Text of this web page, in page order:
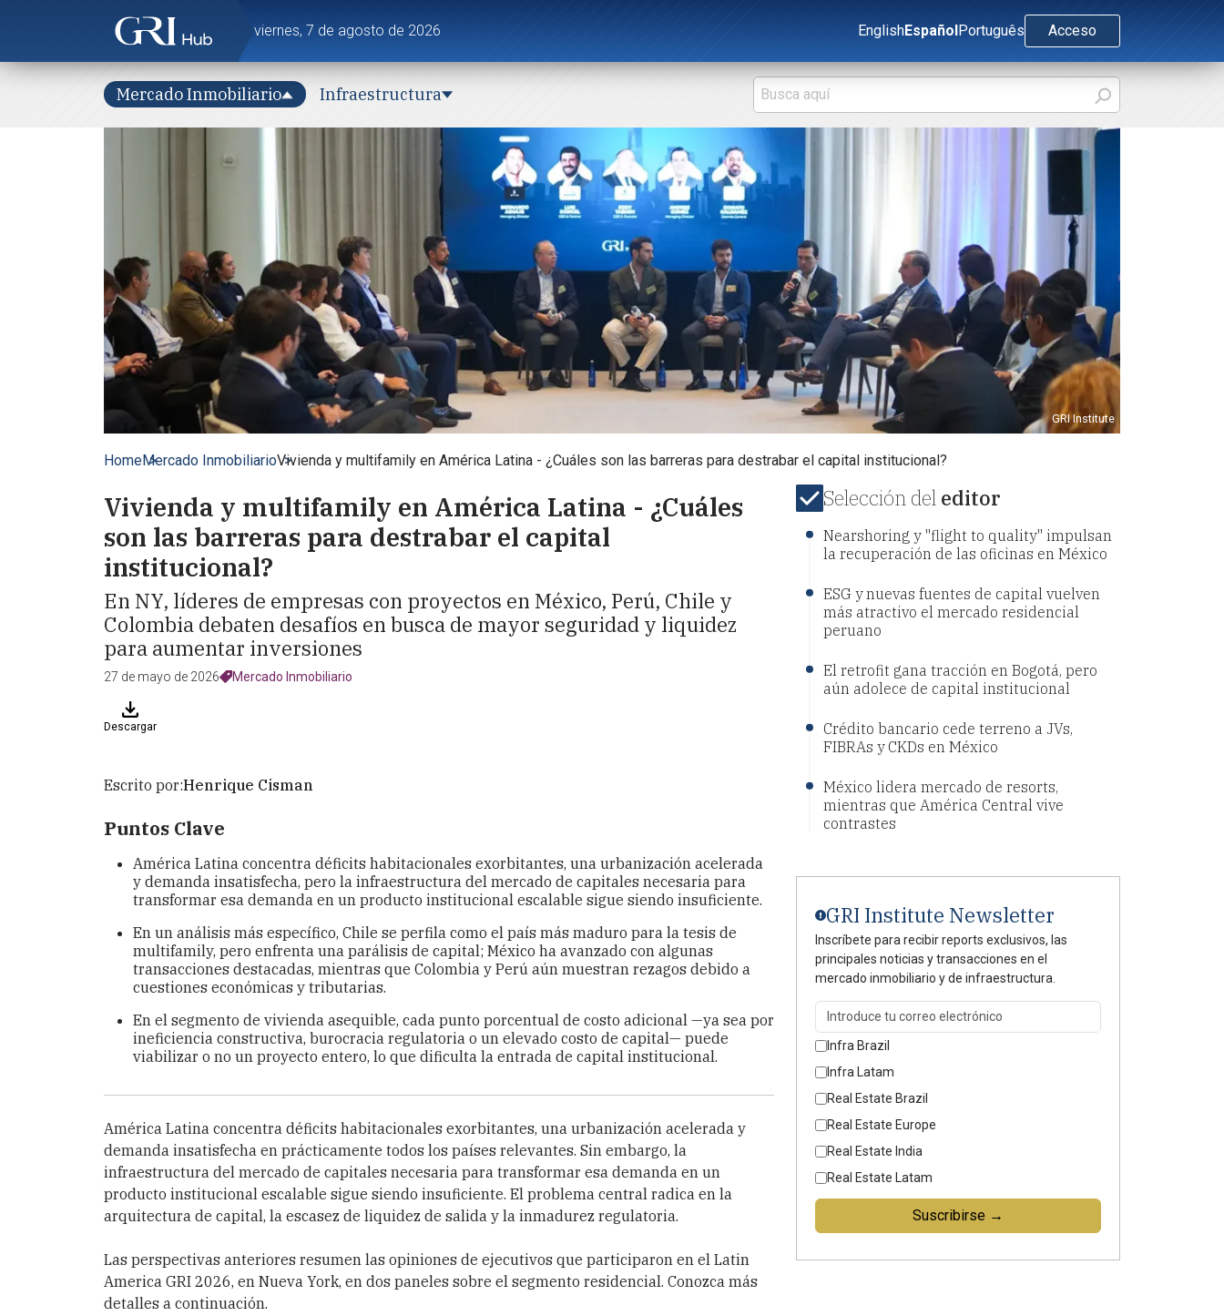
viernes, 7 de agosto de 2026 EnglishEspañolPortuguês Acceso
Mercado Inmobiliario Infraestructura
GRI Institute
HomeMercado InmobiliarioVivienda y multifamily en América Latina - ¿Cuáles son las barreras para destrabar el capital institucional?
Vivienda y multifamily en América Latina - ¿Cuáles
son las barreras para destrabar el capital
institucional?
En NY, líderes de empresas con proyectos en México, Perú, Chile y
Colombia debaten desafíos en busca de mayor seguridad y liquidez
para aumentar inversiones
27 de mayo de 2026 Mercado Inmobiliario
Descargar
Escrito por:Henrique Cisman
Puntos Clave
América Latina concentra déficits habitacionales exorbitantes, una urbanización acelerada
y demanda insatisfecha, pero la infraestructura del mercado de capitales necesaria para
transformar esa demanda en un producto institucional escalable sigue siendo insuficiente.
En un análisis más específico, Chile se perfila como el país más maduro para la tesis de
multifamily, pero enfrenta una parálisis de capital; México ha avanzado con algunas
transacciones destacadas, mientras que Colombia y Perú aún muestran rezagos debido a
cuestiones económicas y tributarias.
En el segmento de vivienda asequible, cada punto porcentual de costo adicional —ya sea por
ineficiencia constructiva, burocracia regulatoria o un elevado costo de capital— puede
viabilizar o no un proyecto entero, lo que dificulta la entrada de capital institucional.
América Latina concentra déficits habitacionales exorbitantes, una urbanización acelerada y
demanda insatisfecha en prácticamente todos los países relevantes. Sin embargo, la
infraestructura del mercado de capitales necesaria para transformar esa demanda en un
producto institucional escalable sigue siendo insuficiente. El problema central radica en la
arquitectura de capital, la escasez de liquidez de salida y la inmadurez regulatoria.
Las perspectivas anteriores resumen las opiniones de ejecutivos que participaron en el Latin
America GRI 2026, en Nueva York, en dos paneles sobre el segmento residencial. Conozca más
detalles a continuación.
Selección del editor
Nearshoring y "flight to quality" impulsan
la recuperación de las oficinas en México
ESG y nuevas fuentes de capital vuelven
más atractivo el mercado residencial
peruano
El retrofit gana tracción en Bogotá, pero
aún adolece de capital institucional
Crédito bancario cede terreno a JVs,
FIBRAs y CKDs en México
México lidera mercado de resorts,
mientras que América Central vive
contrastes
GRI Institute Newsletter
Inscríbete para recibir reports exclusivos, las
principales noticias y transacciones en el
mercado inmobiliario y de infraestructura.
Infra Brazil
Infra Latam
Real Estate Brazil
Real Estate Europe
Real Estate India
Real Estate Latam
Suscribirse →